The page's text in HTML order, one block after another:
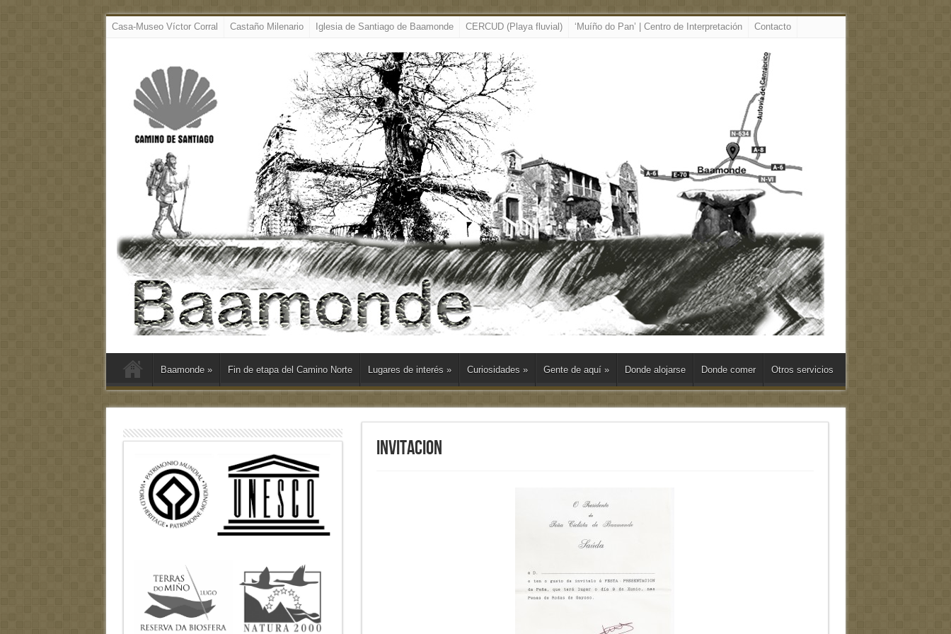
Casa-Museo Víctor Corral Castaño Milenario Iglesia de Santiago de Baamonde CERCUD (Playa fluvial) ‘Muíño do Pan’ | Centro de Interpretación Contacto
Baamonde » Fin de etapa del Camino Norte Lugares de interés » Curiosidades » Gente de aquí » Donde alojarse Donde comer Otros servicios
invitacion